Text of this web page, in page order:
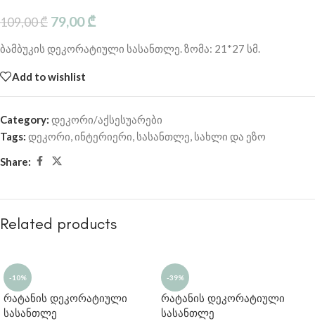
109,00₾ 79,00₾
ბამბუკის დეკორატიული სასანთლე. ზომა: 21*27 სმ.
Add to wishlist
Category: დეკორი/აქსესუარები
Tags: დეკორი,ინტერიერი, სასანთლე, სახლი და ეზო
Share:
Related products
-10%
რატანის დეკორატიული
სასანთლე
-39%
რატანის დეკორატიული
სასანთლე